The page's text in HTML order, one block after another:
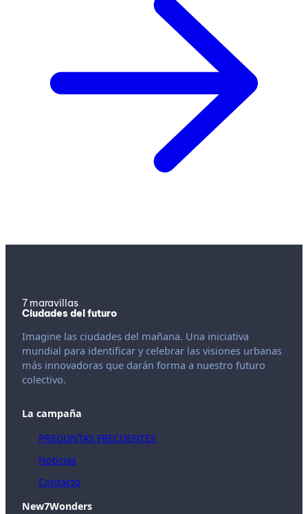
7 maravillas
Ciudades del futuro
Imagine las ciudades del mañana. Una iniciativa
mundial para identificar y celebrar las visiones urbanas
más innovadoras que darán forma a nuestro futuro
colectivo.
La campaña
PREGUNTAS FRECUENTES
Noticias
Contacto
New7Wonders